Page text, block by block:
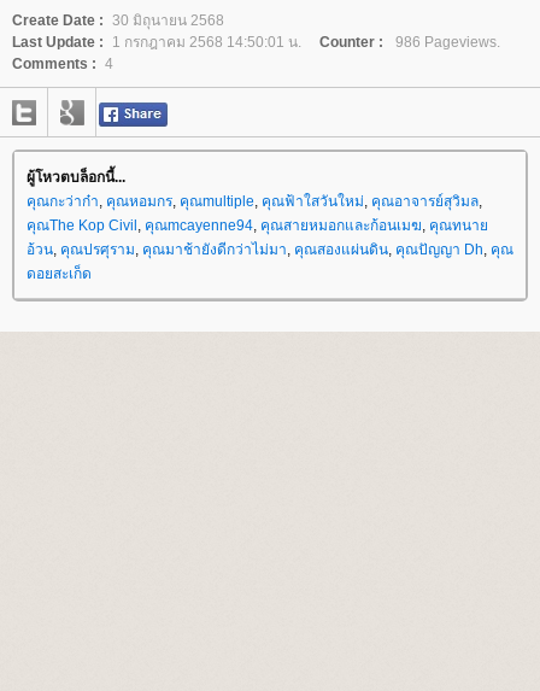
Create Date : 30 มิถุนายน 2568
Last Update :
1 กรกฎาคม 2568 14:50:01 น. Counter :
986 Pageviews.
Comments : 4
ผู้โหวตบล็อกนี้...
คุณกะว่าก๋า, คุณหอมกร, คุณmultiple, คุณฟ้าใสวันใหม่, คุณอาจารย์สุวิมล,
คุณThe Kop Civil , คุณmcayenne94, คุณสายหมอกและก้อนเมฆ, คุณทนา
อ้วน, คุณปรศุราม, คุณมาช้ายังดีกว่าไม่มา, คุณสองแผ่นดิน, คุณปัญญา Dh, คุณ
ดอยสะเก็ด